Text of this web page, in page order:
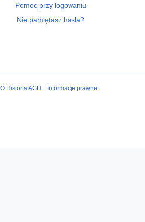
Pomoc przy logowaniu
Nie pamiętasz hasła?
O Historia AGH Informacje prawne